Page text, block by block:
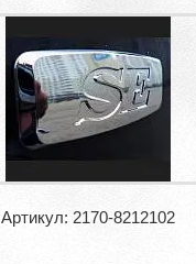
Артикул: 2170-8212102